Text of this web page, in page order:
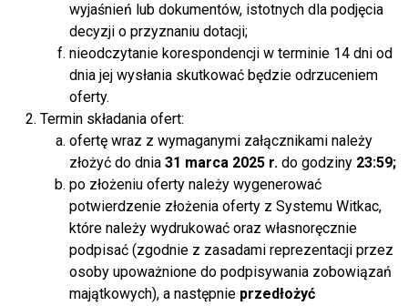
wyjaśnień lub dokumentów, istotnych dla podjęcia
decyzji o przyznaniu dotacji;
nieodczytanie korespondencji w terminie 14 dni od
dnia jej wysłania skutkować będzie odrzuceniem
oferty.
Termin składania ofert:
ofertę wraz z wymaganymi załącznikami należy
złożyć do dnia 31 marca 2025 r. do godziny 23:59;
po złożeniu oferty należy wygenerować
potwierdzenie złożenia oferty z Systemu Witkac,
które należy wydrukować oraz własnoręcznie
podpisać (zgodnie z zasadami reprezentacji przez
osoby upoważnione do podpisywania zobowiązań
majątkowych), a następnie przedłożyć